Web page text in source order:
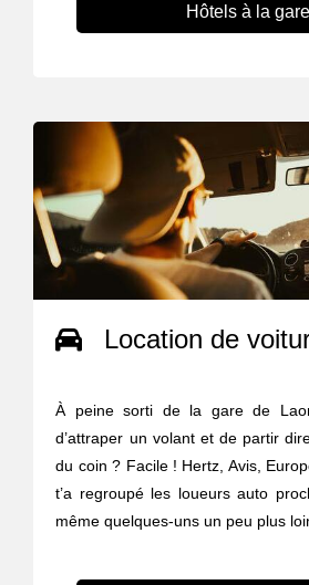
Hôtels à la gare
Location de
À peine sorti de la gare de
d’attraper un volant et de partir
du coin ? Facile ! Hertz, Avis,
t’a regroupé les loueurs auto
même quelques-uns un peu plus